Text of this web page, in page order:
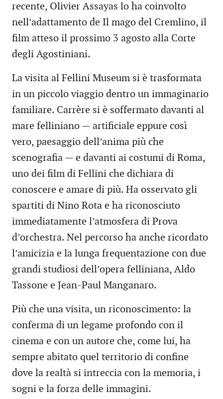
recente, Olivier Assayas lo ha coinvolto
nell’adattamento de Il mago del Cremlino, il
film atteso il prossimo 3 agosto alla Corte
degli Agostiniani.
La visita al Fellini Museum si è trasformata
in un piccolo viaggio dentro un immaginario
familiare. Carrère si è soffermato davanti al
mare felliniano — artificiale eppure così
vero, paesaggio dell’anima più che
scenografia — e davanti ai costumi di Roma,
uno dei film di Fellini che dichiara di
conoscere e amare di più. Ha osservato gli
spartiti di Nino Rota e ha riconosciuto
immediatamente l’atmosfera di Prova
d’orchestra. Nel percorso ha anche ricordato
l’amicizia e la lunga frequentazione con due
grandi studiosi dell’opera felliniana, Aldo
Tassone e Jean-Paul Manganaro.
Più che una visita, un riconoscimento: la
conferma di un legame profondo con il
cinema e con un autore che, come lui, ha
sempre abitato quel territorio di confine
dove la realtà si intreccia con la memoria, i
sogni e la forza delle immagini.